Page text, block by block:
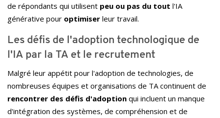
de répondants qui utilisent peu ou pas du tout l'IA
générative pour optimiser leur travail.
Les défis de l'adoption technologique de
l'IA par la TA et le recrutement
Malgré leur appétit pour l'adoption de technologies, de
nombreuses équipes et organisations de TA continuent de
rencontrer des défis d'adoption qui incluent un manque
d'intégration des systèmes, de compréhension et de